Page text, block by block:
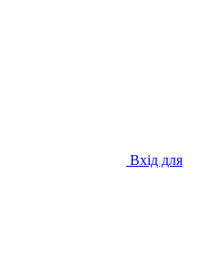
Вхід для